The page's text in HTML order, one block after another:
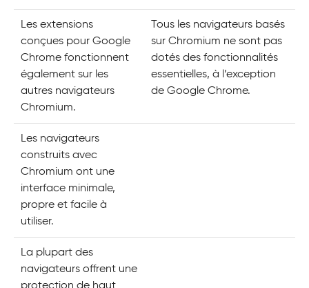
Les extensions
conçues pour Google
Chrome fonctionnent
également sur les
autres navigateurs
Chromium.
Tous les navigateurs basés
sur Chromium ne sont pas
dotés des fonctionnalités
essentielles, à l’exception
de Google Chrome.
Les navigateurs
construits avec
Chromium ont une
interface minimale,
propre et facile à
utiliser.
La plupart des
navigateurs offrent une